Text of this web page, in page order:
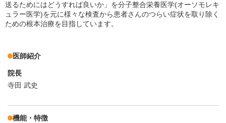
送るためにはどうすれば良いか」を分子整合栄養医学(オーソモレキ
ュラー医学)を元に様々な検査から患者さんのつらい症状を取り除く
ための根本治療を目指しています。
医師紹介
院長
寺田 武史
機能・特徴